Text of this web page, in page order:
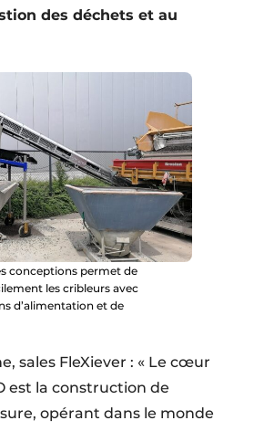
des déchets et au
conceptions permet de
les cribleurs avec
d’alimentation et de
sales FleXiever : « Le cœur
est la construction de
opérant dans le monde